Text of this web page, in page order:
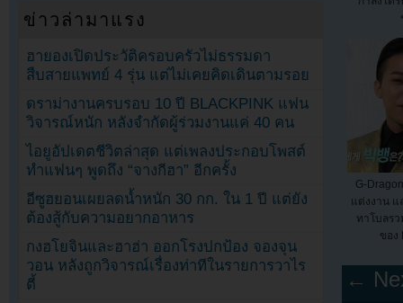
G-
แต่งงาน แ
ทาโบลร
ของ
←
ข่าวล่ามาแรง
ฮายองเปิดประวัติครอบครัวไม่ธรรมดา
สืบสายแพทย์ 4 รุ่น แต่ไม่เคยคิดเดินตามรอย
ดราม่างานครบรอบ 10 ปี BLACKPINK แฟน
วิจารณ์หนัก หลังจำกัดผู้ร่วมงานแค่ 40 คน
ไอยูอัปเดตชีวิตล่าสุด แต่เพลงประกอบโพสต์
ทำแฟนๆ พูดถึง “จางกีฮา” อีกครั้ง
อีซูฮยอนเผยลดน้ำหนัก 30 กก. ใน 1 ปี แต่ยัง
ต้องสู้กับความอยากอาหาร
กงฮโยจินและฮาฮ่า ออกโรงปกป้อง จองจุน
วอน หลังถูกวิจารณ์เรื่องท่าทีในรายการวาไร
ตี้